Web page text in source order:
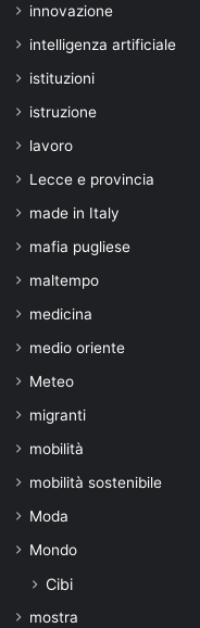
innovazione
intelligenza artificiale
istituzioni
istruzione
lavoro
Lecce e provincia
made in Italy
mafia pugliese
maltempo
medicina
medio oriente
Meteo
migranti
mobilità
mobilità sostenibile
Moda
Mondo
Cibi
mostra